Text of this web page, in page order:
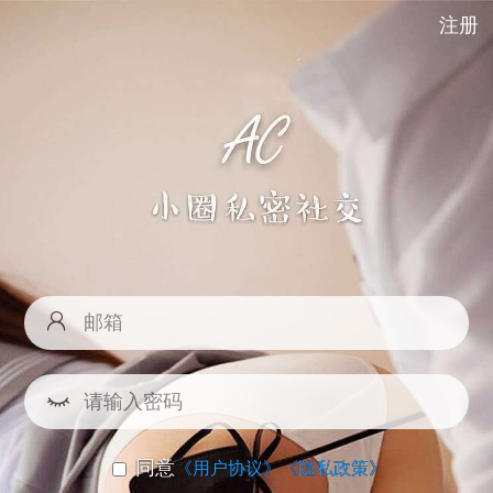
注册
同意《用户协议》《隐私政策》